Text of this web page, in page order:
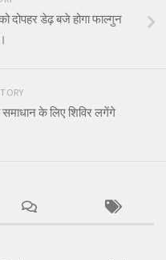
दोपहर डेढ़ बजे होगा फाल्गुन
के लिए शिविर लगेंगे